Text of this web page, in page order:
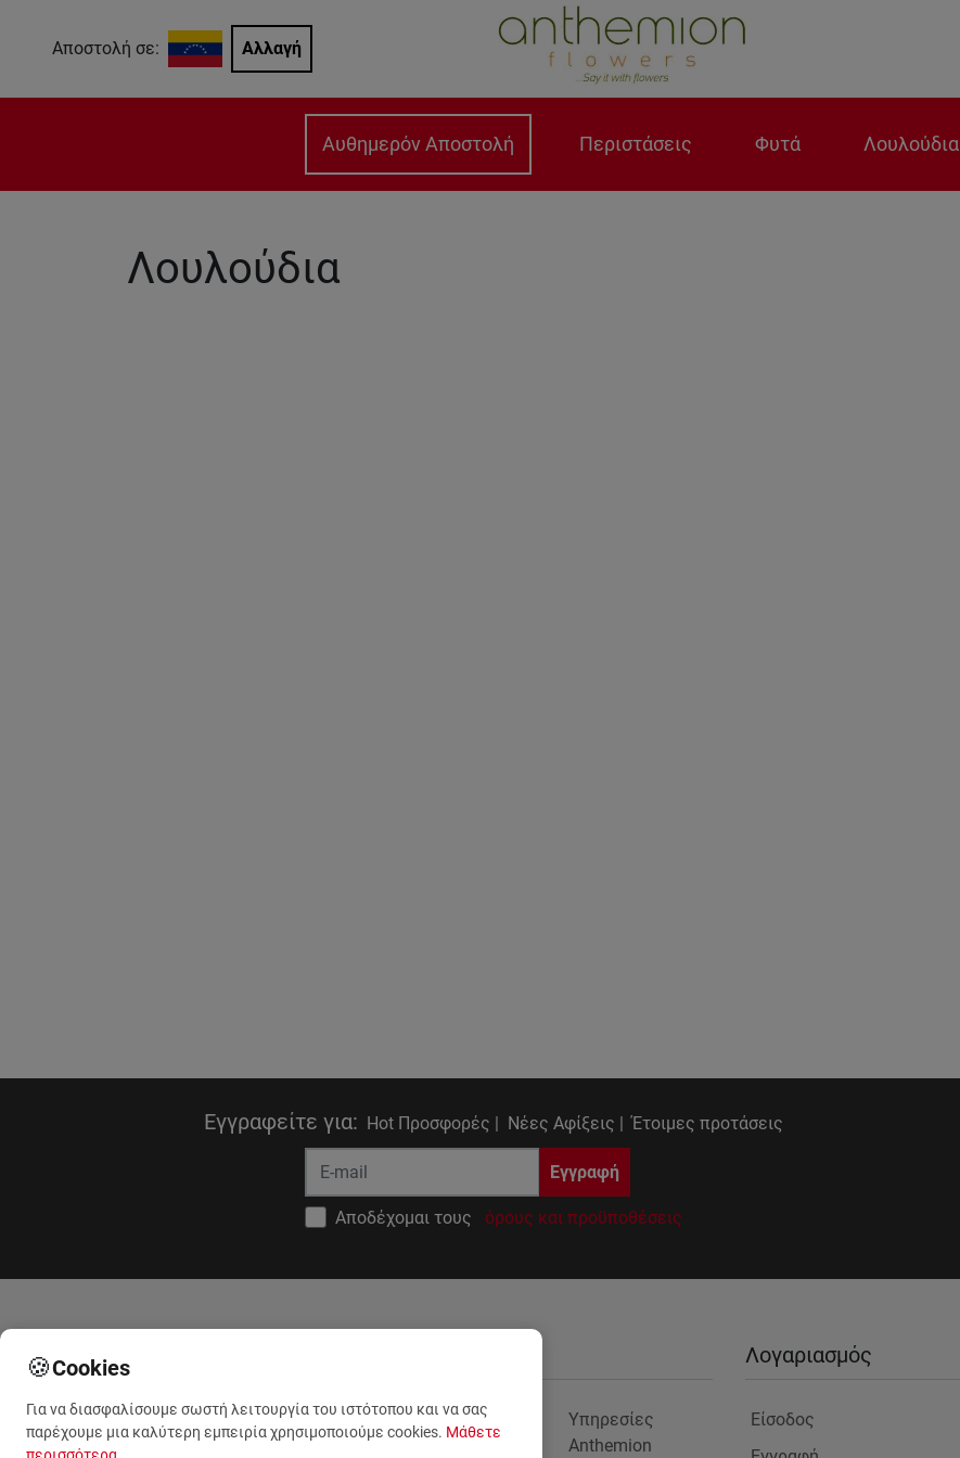
Αποστολή σε: Αλλαγή
Αυθημερόν Αποστολή Περιστάσεις Φυτά Λουλούδια
Λουλούδια
Εγγραφείτε για: Hot Προσφορές | Νέες Αφίξεις | Έτοιμες προτάσεις
Εγγραφή
Αποδέχομαι τους όρους και προϋποθέσεις
Στοιχεία Επικοινωνίας
(+30) 210 53 13 623
Tο ανθοπωλείο
Υπηρεσίες
Anthemion
Λογαριασμός
Είσοδος
🍪Cookies
Για να διασφαλίσουμε σωστή λειτουργία του ιστότοπου και να σας
παρέχουμε μια καλύτερη εμπειρία χρησιμοποιούμε cookies. Μάθετε